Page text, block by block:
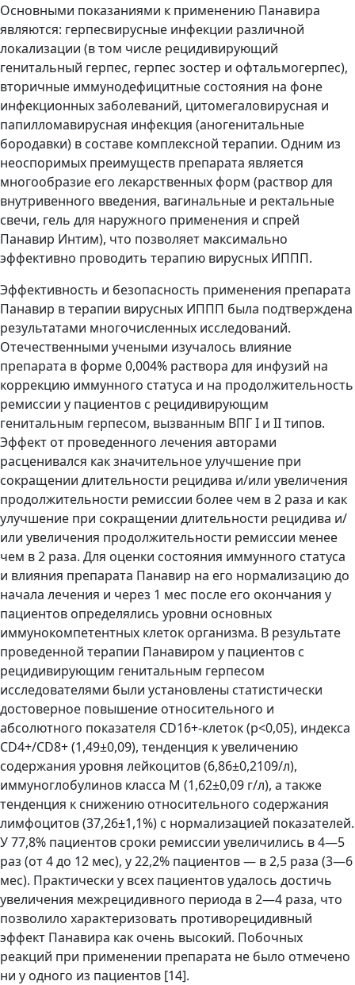
Основными показаниями к применению Панавира
являются: герпесвирусные инфекции различной
локализации (в том числе рецидивирующий
генитальный герпес, герпес зостер и офтальмогерпес),
вторичные иммунодефицитные состояния на фоне
инфекционных заболеваний, цитомегаловирусная и
папилломавирусная инфекция (аногенитальные
бородавки) в составе комплексной терапии. Одним из
неоспоримых преимуществ препарата является
многообразие его лекарственных форм (раствор для
внутривенного введения, вагинальные и ректальные
свечи, гель для наружного применения и спрей
Панавир Интим), что позволяет максимально
эффективно проводить терапию вирусных ИППП.
Эффективность и безопасность применения препарата
Панавир в терапии вирусных ИППП была подтверждена
результатами многочисленных исследований.
Отечественными учеными изучалось влияние
препарата в форме 0,004% раствора для инфузий на
коррекцию иммунного статуса и на продолжительность
ремиссии у пациентов с рецидивирующим
генитальным герпесом, вызванным ВПГ I и II типов.
Эффект от проведенного лечения авторами
расценивался как значительное улучшение при
сокращении длительности рецидива и/или увеличения
продолжительности ремиссии более чем в 2 раза и как
улучшение при сокращении длительности рецидива и/
или увеличения продолжительности ремиссии менее
чем в 2 раза. Для оценки состояния иммунного статуса
и влияния препарата Панавир на его нормализацию до
начала лечения и через 1 мес после его окончания у
пациентов определялись уровни основных
иммунокомпетентных клеток организма. В результате
проведенной терапии Панавиром у пациентов с
рецидивирующим генитальным герпесом
исследователями были установлены статистически
достоверное повышение относительного и
абсолютного показателя CD16+-клеток (р<0,05), индекса
CD4+/CD8+ (1,49±0,09), тенденция к увеличению
содержания уровня лейкоцитов (6,86±0,2109/л),
иммуноглобулинов класса М (1,62±0,09 г/л), а также
тенденция к снижению относительного содержания
лимфоцитов (37,26±1,1%) с нормализацией показателей.
У 77,8% пациентов сроки ремиссии увеличились в 4—5
раз (от 4 до 12 мес), у 22,2% пациентов — в 2,5 раза (3—6
мес). Практически у всех пациентов удалось достичь
увеличения межрецидивного периода в 2—4 раза, что
позволило характеризовать противорецидивный
эффект Панавира как очень высокий. Побочных
реакций при применении препарата не было отмечено
ни у одного из пациентов [14].